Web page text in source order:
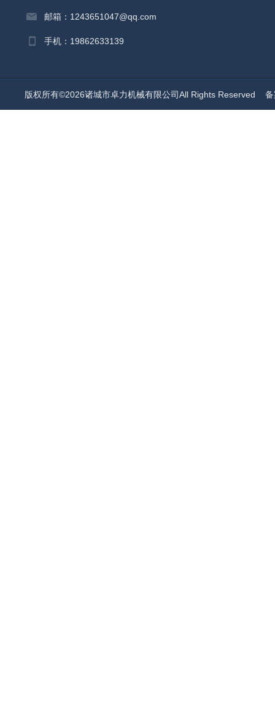
邮箱：1243651047@qq.com
手机：19862633139
版权所有©2026诸城市卓力机械有限公司All Rights Reserved